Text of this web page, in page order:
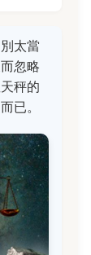
太當
忽略
秤的
已。